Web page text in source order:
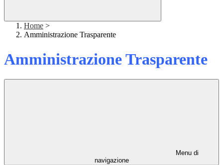
Home >
Amministrazione Trasparente
Amministrazione Trasparente
Menu di
navigazione